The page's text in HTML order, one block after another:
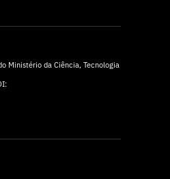
Ministério da Ciência, Tecnologia